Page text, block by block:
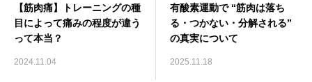
【筋肉痛】トレーニングの種
目によって痛みの程度が違う
って本当？
2024.11.04
有酸素運動で “筋肉は落ち
る・つかない・分解される”
の真実について
2025.11.18